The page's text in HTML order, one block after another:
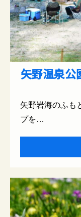
矢野温泉公
矢野岩海のふも
プを…